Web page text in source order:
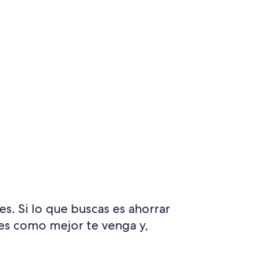
Si lo que buscas es ahorrar
como mejor te venga y,